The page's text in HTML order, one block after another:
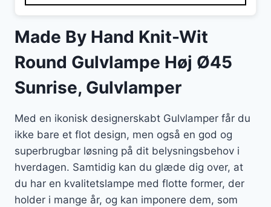
Made By Hand Knit-Wit
Round Gulvlampe Høj Ø45
Sunrise, Gulvlamper
Med en ikonisk designerskabt Gulvlamper får du
ikke bare et flot design, men også en god og
superbrugbar løsning på dit belysningsbehov i
hverdagen. Samtidig kan du glæde dig over, at
du har en kvalitetslampe med flotte former, der
holder i mange år, og kan imponere dem, som